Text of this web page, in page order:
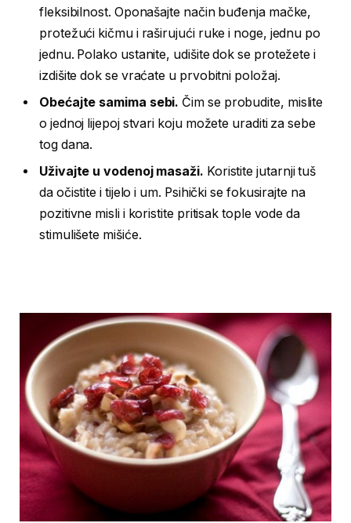
fleksibilnost. Oponašajte način buđenja mačke,
protežući kičmu i raširujući ruke i noge, jednu po
jednu. Polako ustanite, udišite dok se protežete i
izdišite dok se vraćate u prvobitni položaj.
Obećajte samima sebi. Čim se probudite, mislite
o jednoj lijepoj stvari koju možete uraditi za sebe
tog dana.
Uživajte u vodenoj masaži. Koristite jutarnji tuš
da očistite i tijelo i um. Psihički se fokusirajte na
pozitivne misli i koristite pritisak tople vode da
stimulišete mišiće.